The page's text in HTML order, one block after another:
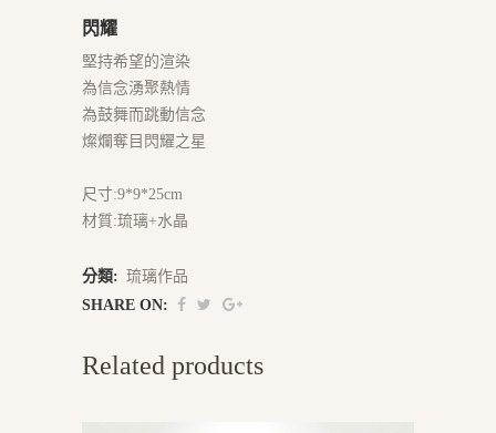
閃耀
堅持希望的渲染
為信念湧聚熱情
為鼓舞而跳動信念
燦爛奪目閃耀之星
尺寸:9*9*25cm
材質:琉璃+水晶
分類: 琉璃作品
SHARE ON:
Related products